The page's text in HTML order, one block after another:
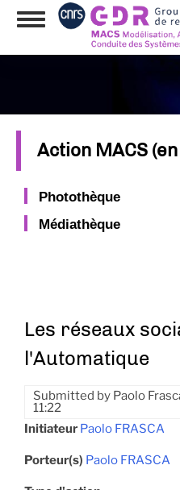
Skip
Toggle
Action MACS
Photothèque
Médiathèque
Les réseaux
l'Automatique
Submitted by Paolo
11:22
Initiateur Paolo FRASCA
Porteur(s) Paolo FRASCA